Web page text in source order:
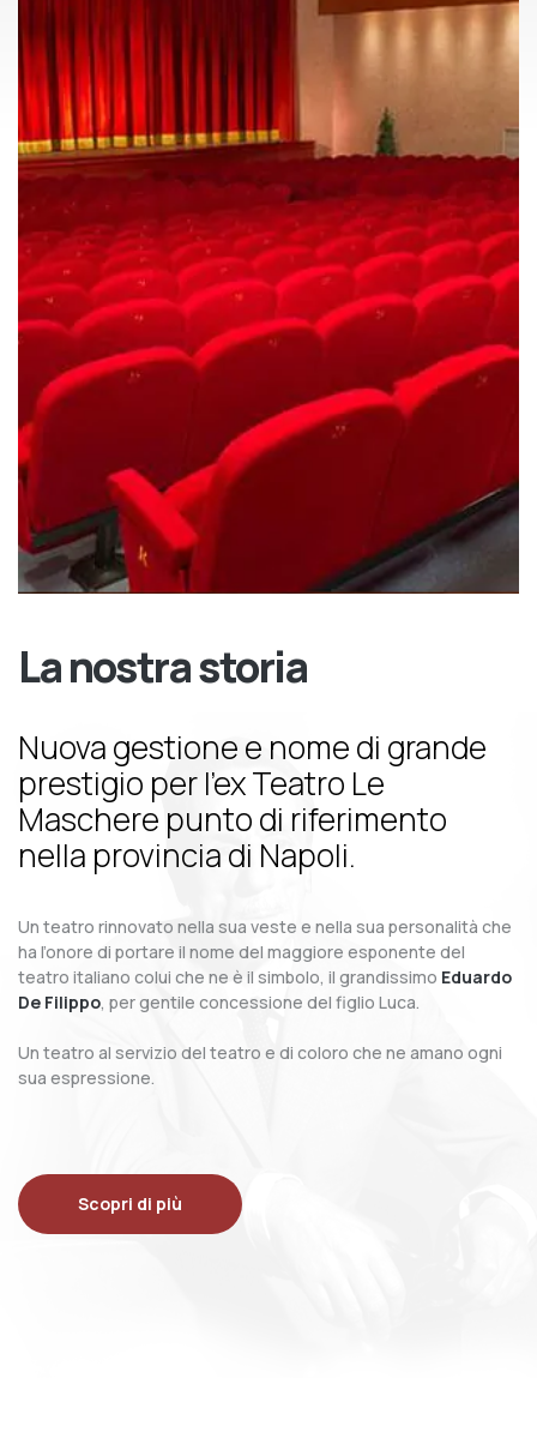
La nostra storia
Nuova gestione e nome di grande
prestigio per l’ex Teatro Le
Maschere punto di riferimento
nella provincia di Napoli.
Un teatro rinnovato nella sua veste e nella sua personalità che
ha l’onore di portare il nome del maggiore esponente del
teatro italiano colui che ne è il simbolo, il grandissimo Eduardo
De Filippo, per gentile concessione del figlio Luca.
Un teatro al servizio del teatro e di coloro che ne amano ogni
sua espressione.
Scopri di più